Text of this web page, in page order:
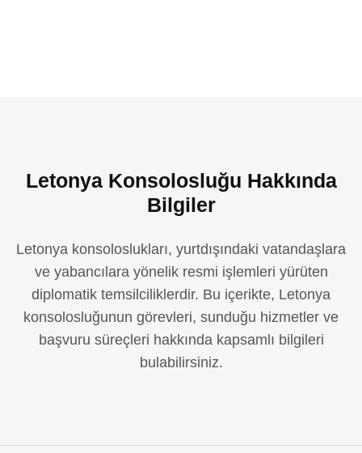
Letonya Konsolosluğu Hakkında
Bilgiler
Letonya konsoloslukları, yurtdışındaki vatandaşlara
ve yabancılara yönelik resmi işlemleri yürüten
diplomatik temsilciliklerdir. Bu içerikte, Letonya
konsolosluğunun görevleri, sunduğu hizmetler ve
başvuru süreçleri hakkında kapsamlı bilgileri
bulabilirsiniz.